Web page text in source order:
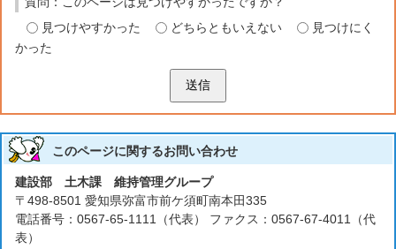
見つけやすかった
どちらともいえない
見つけにく
かった
送信
このページに関するお問い合わせ
建設部 土木課 維持管理グループ
〒498-8501 愛知県弥富市前ケ須町南本田335
電話番号：0567-65-1111（代表） ファクス：0567-67-4011（代
表）